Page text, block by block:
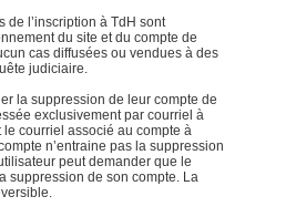
de l’inscription à TdH sont
du site et du compte de
cas diffusées ou vendues à des
judiciaire.
la suppression de leur compte de
exclusivement par courriel à
le courriel associé au compte à
n’entraine pas la suppression
peut demander que le
suppression de son compte. La